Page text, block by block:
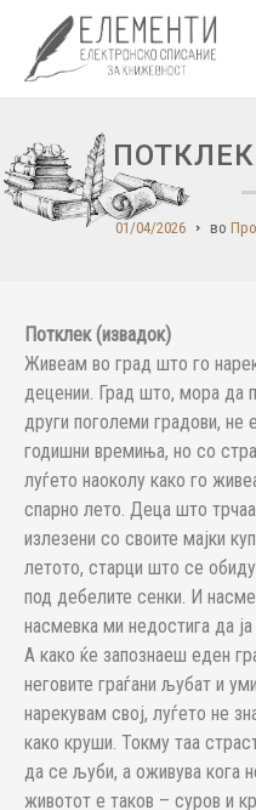
01/04/2026 во
Потклек (извадок)
Живеам во град што го
децении. Град што, мора да
други поголеми градови, не
годишни времиња, но со
луѓето наоколу како го
спарно лето. Деца што
излезени со своите мајки
летото, старци што се
под дебелите сенки. И
насмевка ми недостига да
А како ќе запознаеш еден
неговите граѓани љубат и
нарекувам свој, луѓето не
како круши. Токму таа
да се љуби, а оживува кога
животот е таков – суров и